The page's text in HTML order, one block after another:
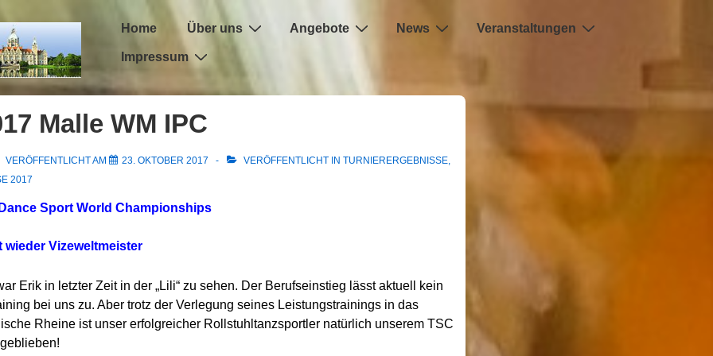
Hauptnavigation
Home Über uns Angebote News Veranstaltungen
Impressum
Malle WM IPC
VERÖFFENTLICHT AM 23. OKTOBER 2017 VERÖFFENTLICHT IN TURNIERERGEBNISSE,
2017
Dance Sport World Championships
wieder Vizeweltmeister
Erik in letzter Zeit in der „Lili“ zu sehen. Der Berufseinstieg lässt aktuell kein
bei uns zu. Aber trotz der Verlegung seines Leistungstrainings in das
Rheine ist unser erfolgreicher Rollstuhltanzsportler natürlich unserem TSC